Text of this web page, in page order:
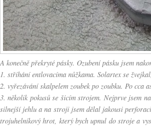
A konečně překryté pásky. Ozubení pásku jsem
1. stříhání entlovacíma nůžkama. Solartex se
2. vyřezávání skalpelem zoubek po zoubku. Po
3. několik pokusů se šicím strojem. Nejprve jsem
silnejší jehlu a na stroji jsem dělal jakousi
trojuhelníkový hrot, který bych upnul do stroje a